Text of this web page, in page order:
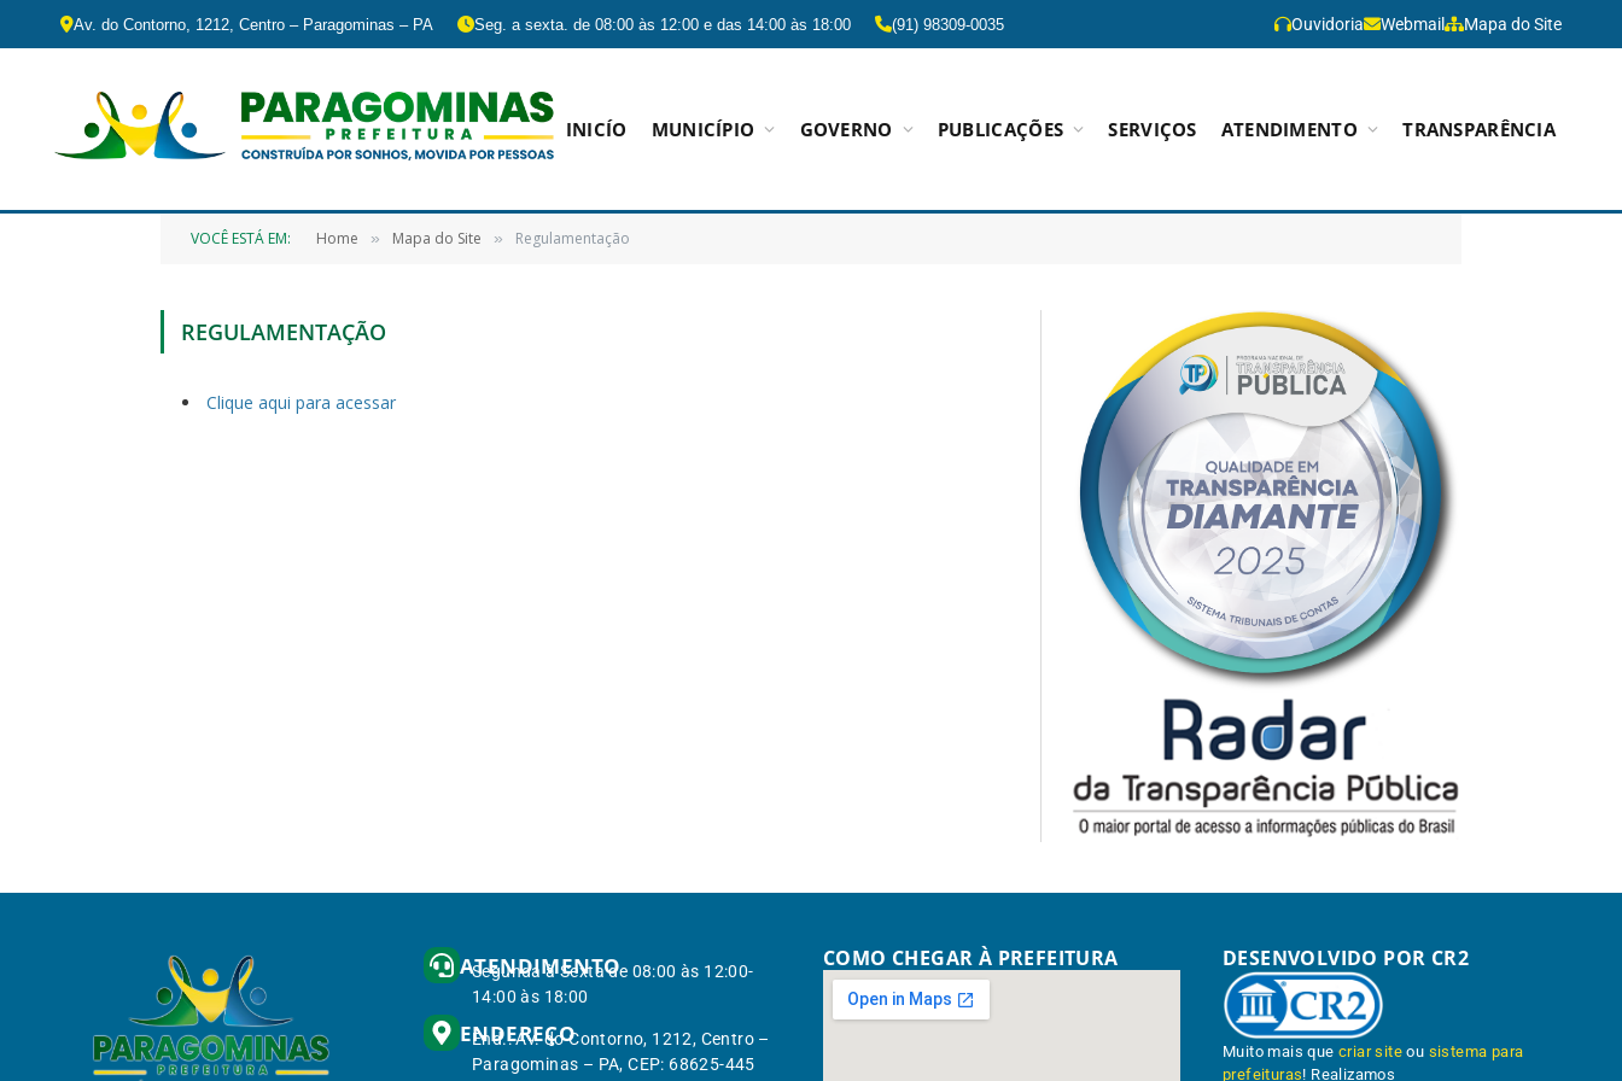
Av. do Contorno, 1212, Centro – Paragominas – PA Seg. a sexta. de 08:00 às 12:00 e das 14:00 às 18:00 (91) 98309-0035 Ouvidoria Webmail Mapa do Site
INICÍO MUNICÍPIO GOVERNO PUBLICAÇÕES SERVIÇOS ATENDIMENTO TRANSPARÊNCIA
VOCÊ ESTÁ EM: Home » Mapa do Site » Regulamentação
REGULAMENTAÇÃO
Clique aqui para acessar
ATENDIMENTO
Segunda à Sexta de 08:00 às 12:00-
14:00 às 18:00
ENDEREÇO
End.: Av. do Contorno, 1212, Centro –
Paragominas – PA, CEP: 68625-445
COMO CHEGAR À PREFEITURA DESENVOLVIDO POR CR2
Muito mais quecriar site ou sistema para
prefeituras! Realizamos